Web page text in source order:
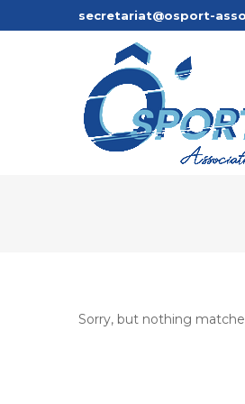
secretariat@osport-
Sorry, but nothing